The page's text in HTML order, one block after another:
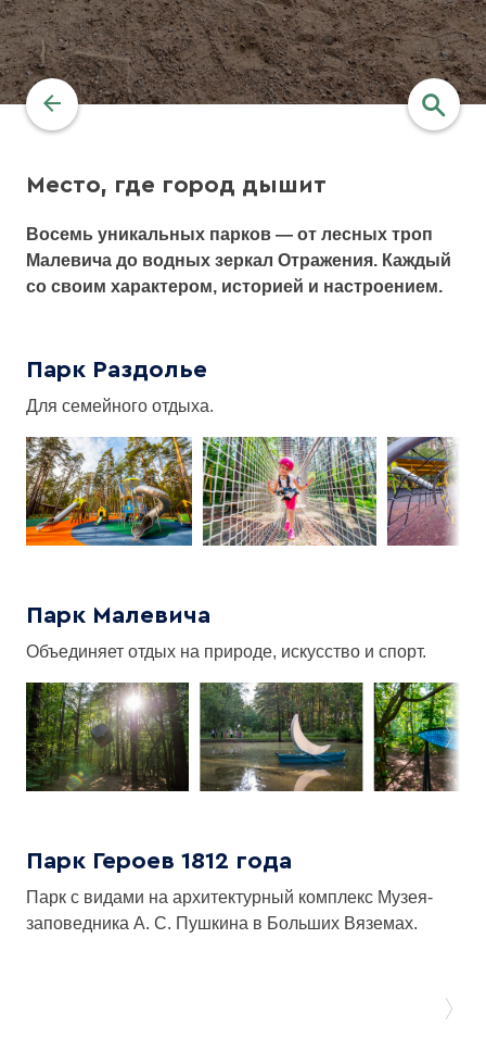
Место, где город дышит
Восемь уникальных парков — от лесных троп
Малевича до водных зеркал Отражения. Каждый
со своим характером, историей и настроением.
Парк Раздолье
Для семейного отдыха.
Парк Малевича
Объединяет отдых на природе, искусство и спорт.
Парк Героев 1812 года
Парк с видами на архитектурный комплекс Музея-
заповедника А. С. Пушкина в Больших Вяземах.